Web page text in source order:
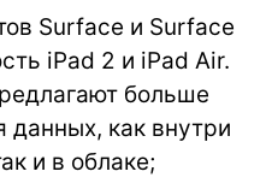
Surface и Surface
iPad 2 и iPad Air.
больше
данных, как внутри
и в облаке;